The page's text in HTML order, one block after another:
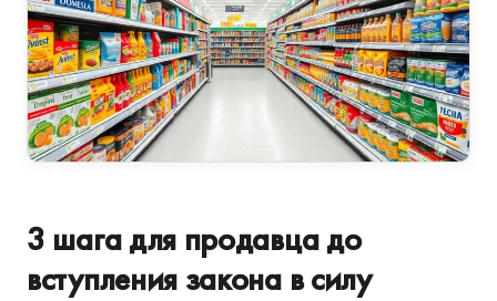
3 шага для продавца до
вступления закона в силу